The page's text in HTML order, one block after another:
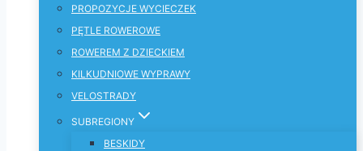
PROPOZYCJE WYCIECZEK
PĘTLE ROWEROWE
ROWEREM Z DZIECKIEM
KILKUDNIOWE WYPRAWY
VELOSTRADY
SUBREGIONY
BESKIDY